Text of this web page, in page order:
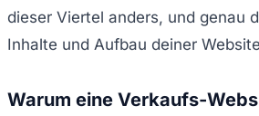
dieser Viertel anders, und genau
Inhalte und Aufbau deiner
Warum eine Verkaufs-